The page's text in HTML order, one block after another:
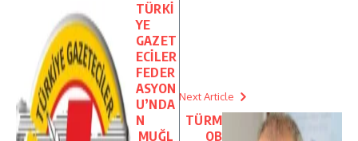
TÜRKİ
YE
GAZET
ECİLER
FEDER
ASYON
U’NDA
N
MUĞL
Next Article
TÜRM
OB